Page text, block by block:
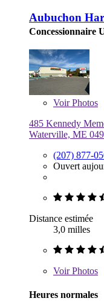
Aubuchon
Concessionnaire
VoirPhotos
485 Kennedy
Waterville, ME
(207) 877-
Ouvert
Distance estimée
3,0 milles
VoirPhotos
Heures normales